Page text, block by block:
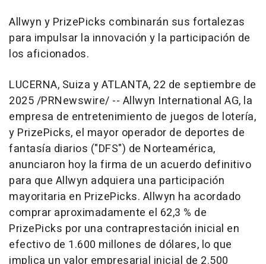
Allwyn y PrizePicks combinarán sus fortalezas
para impulsar la innovación y la participación de
los aficionados.
LUCERNA, Suiza yATLANTA, 22 de septiembre de
2025/PRNewswire/ -- Allwyn International AG, la
empresa de entretenimiento de juegos de lotería,
y PrizePicks, el mayor operador de deportes de
fantasía diarios ("DFS") de Norteamérica,
anunciaron hoy la firma de un acuerdo definitivo
para que Allwyn adquiera una participación
mayoritaria en PrizePicks. Allwyn ha acordado
comprar aproximadamente el 62,3 % de
PrizePicks por una contraprestación inicial en
efectivo de 1.600 millones de dólares, lo que
implica un valor empresarial inicial de 2.500